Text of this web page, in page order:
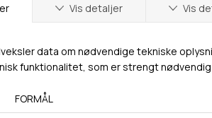
til noget helt særligt. Sofie Schnoor tøj er
af klassisk og moderne stil, der er
lejlighed.